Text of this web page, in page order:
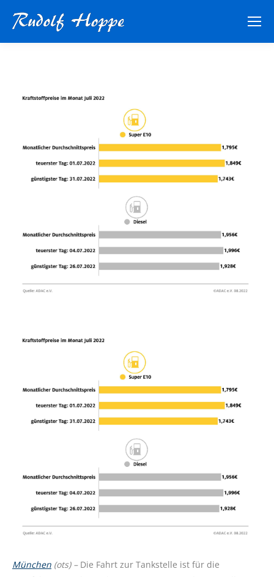
München (ots) – Die Fahrt zur Tankstelle ist für die